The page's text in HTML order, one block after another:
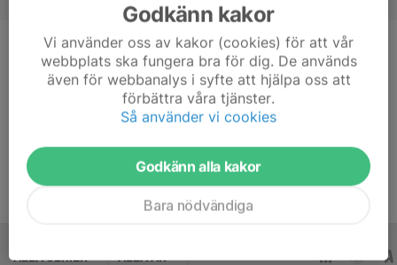
Position
Forward
18 år
Spelar på dubbellicens med Strömsbro IF.
ALLA SERIER ALLA ÅR
Godkänn kakor
Vi använder oss av kakor (cookies) för att vår
webbplats ska fungera bra för dig. De används
även för webbanalys i syfte att hjälpa oss att
förbättra våra tjänster.
Så använder vi cookies
Godkänn alla kakor
Bara nödvändiga